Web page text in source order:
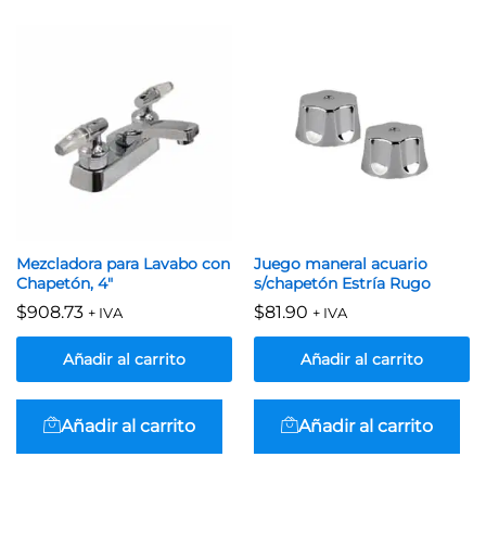
Mezcladora para Lavabo con
Chapetón, 4″
$908.73 + IVA
Añadir al carrito
Añadir al carrito
Juego maneral acuario
s/chapetón Estría Rugo
$81.90 + IVA
Añadir al carrito
Añadir al carrito